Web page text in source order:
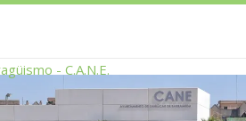
- C.A.N.E.